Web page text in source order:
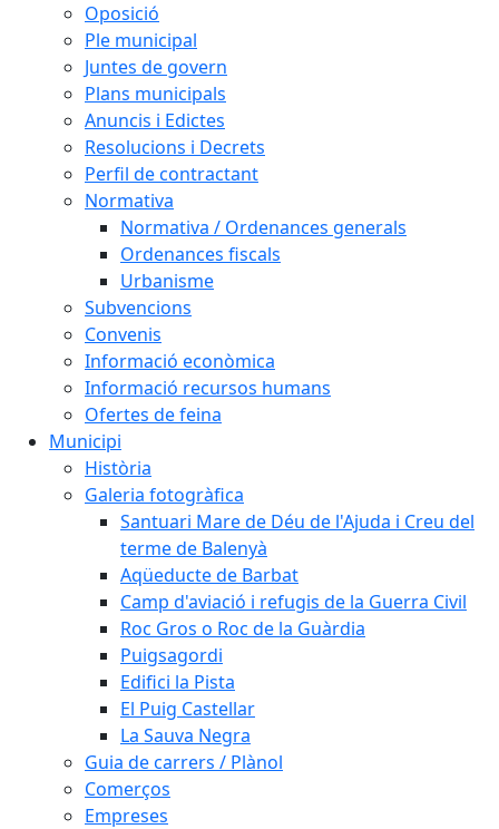
Oposició
Ple municipal
Juntes de govern
Plans municipals
Anuncis i Edictes
Resolucions i Decrets
Perfil de contractant
Normativa
Normativa / Ordenances generals
Ordenances fiscals
Urbanisme
Subvencions
Convenis
Informació econòmica
Informació recursos humans
Ofertes de feina
Municipi
Història
Galeria fotogràfica
Santuari Mare de Déu de l'Ajuda i Creu del
terme de Balenyà
Aqüeducte de Barbat
Camp d'aviació i refugis de la Guerra Civil
Roc Gros o Roc de la Guàrdia
Puigsagordi
Edifici la Pista
El Puig Castellar
La Sauva Negra
Guia de carrers / Plànol
Comerços
Empreses